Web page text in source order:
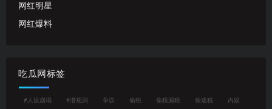
网红明星
网红爆料
吃瓜网标签
#人设崩塌 #潜规则 争议 偷税 偷税漏税 偷逃税 内娱